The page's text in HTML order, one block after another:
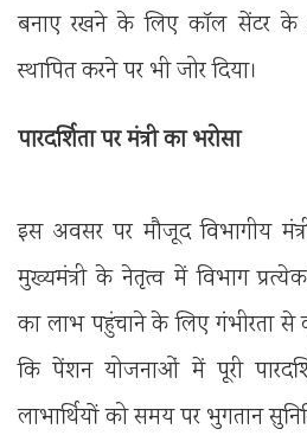
बनाए रखने के लिए कॉल सेंटर के
स्थापित करने पर भी जोर दिया।
पारदर्शिता पर मंत्री का भरोसा
इस अवसर पर मौजूद विभागीय
मुख्यमंत्री के नेतृत्व में विभाग
का लाभ पहुंचाने के लिए गंभीरता से
कि पेंशन योजनाओं में पूरी
लाभार्थियों को समय पर भुगतान